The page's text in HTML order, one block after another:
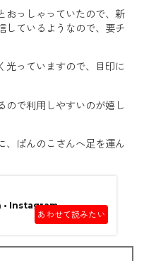
おっしゃっていたので、新
しているようなので、要チ
光っていますので、目印に
ので利用しやすいのが嬉し
、ぱんのこさんへ足を運ん
• Instagram
あわせて読みたい